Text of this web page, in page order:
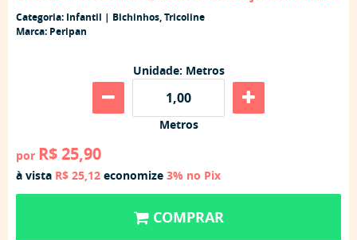
Categoria: Infantil | Bichinhos,Tricoline
Marca: Peripan
Unidade: Metros
Metros
por R$ 25,90
à vista R$ 25,12 economize 3% no Pix
COMPRAR